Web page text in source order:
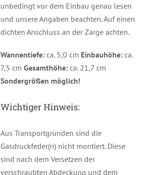
unbedingt vor dem Einbau genau lesen
und unsere Angaben beachten. Auf einen
dichten Anschluss an der Zarge achten.
Wannentiefe:ca. 5,0 cm Einbauhöhe:ca.
7,5 cm Gesamthöhe:ca. 21,7 cm
Sondergrößen möglich!
Wichtiger Hinweis:
Aus Transportgründen sind die
Gasdruckfeder(n) nicht montiert. Diese
sind nach dem Versetzen der
verschraubten Abdeckung und dem